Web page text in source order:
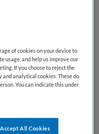
polikliniek Dermatologie
Hieronder staan
voor u wellicht
of cookies on your device to
usage, and help us improve our
If you choose to reject the
analytical cookies. These do
You can indicate this under
Accept All Cookies